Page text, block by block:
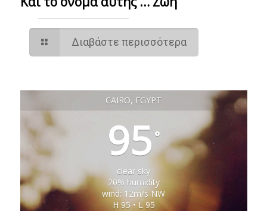
Διαβάστε περισσότερα
CAIRO, EGYPT
95 °
clear sky
20% humidity
wind: 12m/s NW
H 95 • L 95